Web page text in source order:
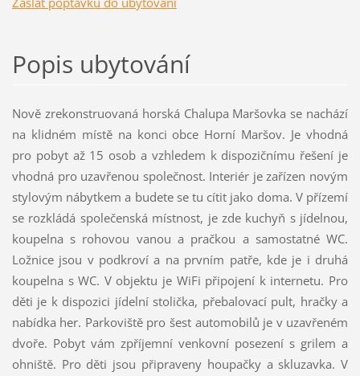
Popis ubytování
Nově zrekonstruovaná horská Chalupa Maršovka se nachází
na klidném místě na konci obce Horní Maršov. Je vhodná
pro pobyt až 15 osob a vzhledem k dispozičnímu řešení je
vhodná pro uzavřenou společnost. Interiér je zařízen novým
stylovým nábytkem a budete se tu cítit jako doma. V přízemí
se rozkládá společenská místnost, je zde kuchyň s jídelnou,
koupelna s rohovou vanou a pračkou a samostatné WC.
Ložnice jsou v podkroví a na prvním patře, kde je i druhá
koupelna s WC. V objektu je WiFi připojení k internetu. Pro
děti je k dispozici jídelní stolička, přebalovací pult, hračky a
nabídka her. Parkoviště pro šest automobilů je v uzavřeném
dvoře. Pobyt vám zpříjemní venkovní posezení s grilem a
ohniště. Pro děti jsou připraveny houpačky a skluzavka. V